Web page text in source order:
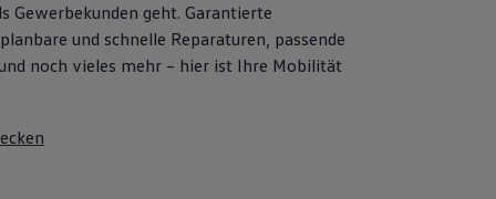
Gewerbekunden geht. Garantierte
und schnelle Reparaturen, passende
noch vieles mehr – hier ist Ihre Mobilität